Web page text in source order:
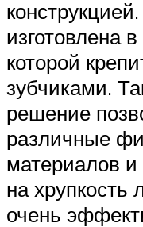
изготовлена
которой
зубчиками.
решение
различные
материалов
на хрупкость
очень